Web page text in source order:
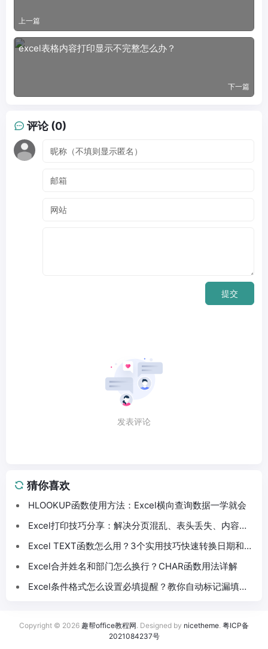
上一篇
excel表格内容打印显示不完整怎么办？
下一篇
评论 (0)
提交
发表评论
猜你喜欢
HLOOKUP函数使用方法：Excel横向查询数据一学就会
Excel打印技巧分享：解决分页混乱、表头丢失、内容截
Excel TEXT函数怎么用？3个实用技巧快速转换日期和数
Excel合并姓名和部门怎么换行？CHAR函数用法详解
Excel条件格式怎么设置必填提醒？教你自动标记漏填数
Copyright © 2026 趣帮office教程网. Designed by nicetheme. 粤ICP备
2021084237号